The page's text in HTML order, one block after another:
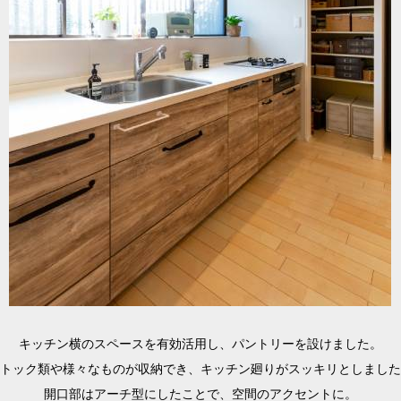
キッチン横のスペースを有効活用し、パントリーを設けました。
ック類や様々なものが収納でき、キッチン廻りがスッキリとしまし
開口部はアーチ型にしたことで、空間のアクセントに。